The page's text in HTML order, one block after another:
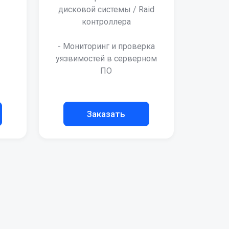
дисковой системы / Raid
контроллера
- Мониторинг и проверка
уязвимостей в серверном
ПО
Заказать